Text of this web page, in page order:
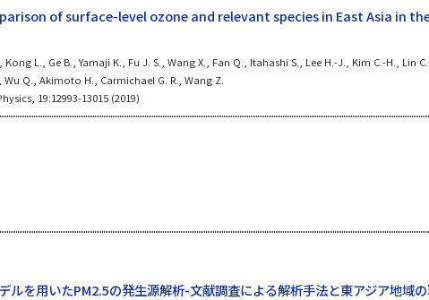
of surface-level ozone and relevant species in East Asia in
, Kong L., Ge B., Yamaji K., Fu J. S., Wang X., Fan Q., Itahashi S., Lee H.-J., Kim C.-H., Lin
Q., Akimoto H., Carmichael G. R., Wang Z.
19:12993-13015 (2019)
用いたPM2.5の発生源解析-文献調査による解析手法と東アジア地域